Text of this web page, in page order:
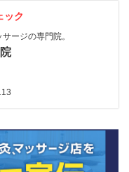
ック
ージの専門院。